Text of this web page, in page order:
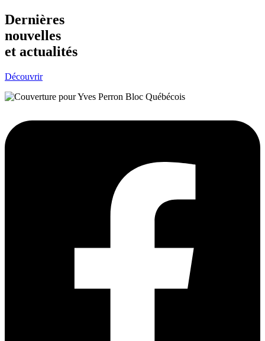
Dernières
nouvelles
et actualités
Découvrir